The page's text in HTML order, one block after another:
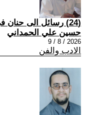
(24) رسائل الى حنان في الزمن الصعب (1)
حسين علي الحمداني
2026 / 8 / 9
الادب والفن